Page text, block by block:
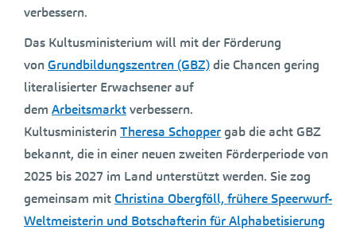
verbessern.
Das Kultusministerium will mit der Förderung
von Grundbildungszentren (GBZ)die Chancen gering
literalisierter Erwachsener auf
dem Arbeitsmarktverbessern.
Kultusministerin Theresa Schoppergab die acht GBZ
bekannt, die in einer neuen zweiten Förderperiode von
2025 bis 2027 im Land unterstützt werden. Sie zog
gemeinsam mitChristina Obergföll, frühere Speerwurf-
Weltmeisterin und Botschafterin für Alphabetisierung